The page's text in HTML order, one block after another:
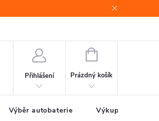
Přihlášení
NÁKUPNÍ
Prázdný košík
Výběr autobaterie Výkup